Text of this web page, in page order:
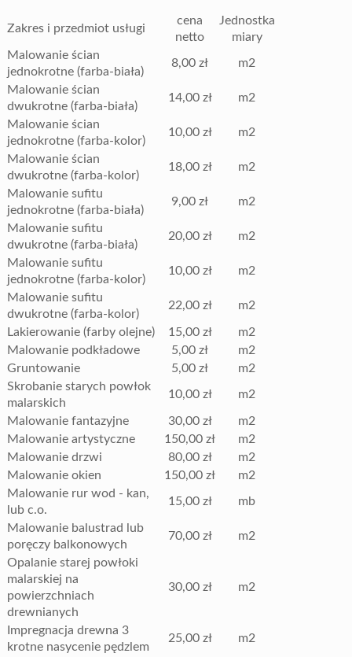
Zakres i przedmiot usługi
cena
netto
Jednostka
miary
Malowanie ścian
jednokrotne (farba-biała)
8,00 zł m2
Malowanie ścian
dwukrotne (farba-biała)
14,00 zł m2
Malowanie ścian
jednokrotne (farba-kolor)
10,00 zł m2
Malowanie ścian
dwukrotne (farba-kolor)
18,00 zł m2
Malowanie sufitu
jednokrotne (farba-biała)
9,00 zł m2
Malowanie sufitu
dwukrotne (farba-biała)
20,00 zł m2
Malowanie sufitu
jednokrotne (farba-kolor)
10,00 zł m2
Malowanie sufitu
dwukrotne (farba-kolor)
22,00 zł m2
Lakierowanie (farby olejne) 15,00 zł
m2
Malowanie podkładowe
5,00 zł
m2
Gruntowanie
5,00 zł
m2
Skrobanie starych powłok
malarskich
10,00 zł m2
Malowanie fantazyjne 30,00 zł
m2
Malowanie artystyczne
150,00 zł
m2
Malowanie drzwi
80,00 zł
m2
Malowanie okien
150,00 zł
m2
Malowanie rur wod - kan,
lub c.o.
15,00 zł mb
Malowanie balustrad lub
poręczy balkonowych
70,00 zł m2
Opalanie starej powłoki
malarskiej na
powierzchniach
drewnianych
30,00 zł m2
Impregnacja drewna 3
krotne nasycenie pędzlem
25,00 zł m2